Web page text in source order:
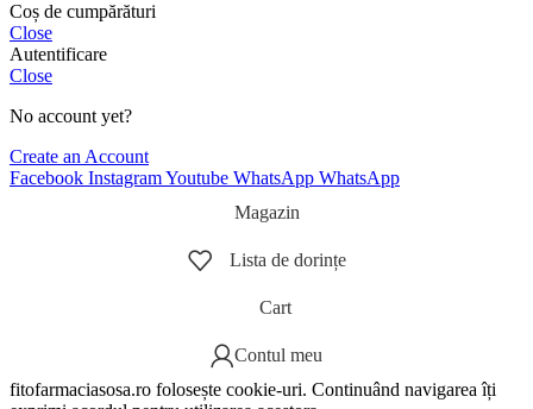
Coș de cumpărături
Close
Autentificare
Close
No account yet?
Create an Account
Facebook InstagramYoutube WhatsApp WhatsApp
Magazin
Lista de dorințe
Cart
Contul meu
fitofarmaciasosa.ro folosește cookie-uri. Continuând navigarea îți